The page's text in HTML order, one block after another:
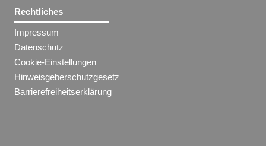
Rechtliches
Impressum
Datenschutz
Cookie-Einstellungen
Hinweisgeberschutzgesetz
Barrierefreiheitserklärung